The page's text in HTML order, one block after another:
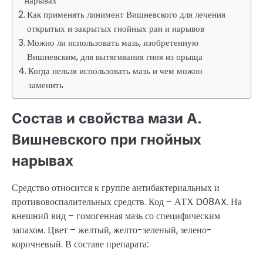
Как применять линимент Вишневского для лечения
открытых и закрытых гнойных ран и нарывов
Можно ли использовать мазь, изобретенную
Вишневским, для вытягивания гноя из прыща
Когда нельзя использовать мазь и чем можно
заменить
Состав и свойства мази А.
Вишневского при гнойных
нарывах
Средство относится к группе антибактериальных и
противовоспалительных средств. Код – АТХ D08AX. На
внешний вид – гомогенная мазь со специфическим
запахом. Цвет – желтый, желто-зеленый, зелено-
коричневый. В составе препарата: